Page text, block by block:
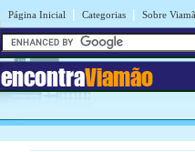
Página Inicial | Categorias | Sobre
encontraViamão